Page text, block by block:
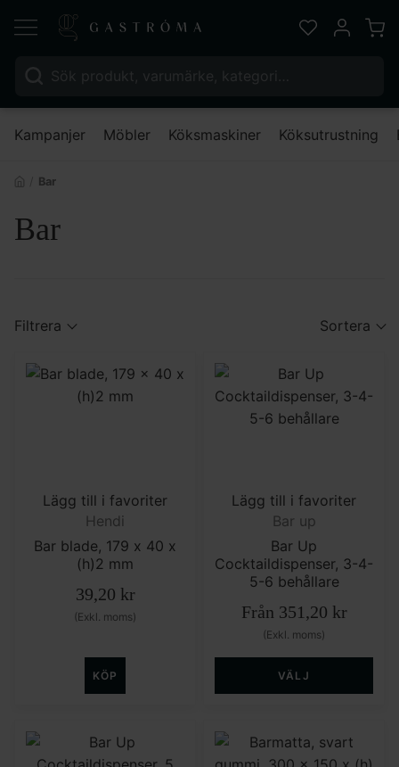
Sök efter:
Favoriter
Mitt
Kampanjer Möbler Köksmaskiner Köksutrustning
Bar
Bar
Filtrera Sortera
Lägg till i favoriter
Hendi
Bar blade, 179 x 40 x
(h)2 mm
39,20 kr
(Exkl. moms)
KÖP
Lägg till i favoriter
Bar up
Bar Up
Cocktaildispenser, 3-4-
5-6 behållare
Från 351,20 kr
(Exkl. moms)
VÄLJ